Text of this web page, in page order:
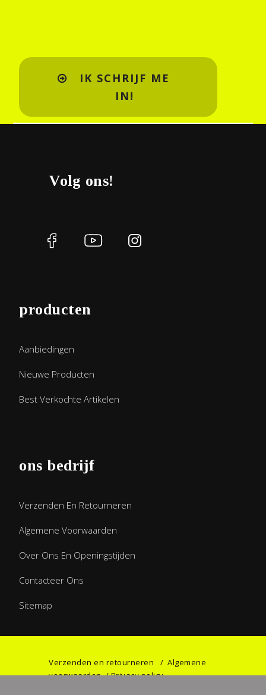
IK SCHRIJF ME
IN!
Volg ons!
producten
Aanbiedingen
Nieuwe Producten
Best Verkochte Artikelen
ons bedrijf
Verzenden En Retourneren
Algemene Voorwaarden
Over Ons En Openingstijden
Contacteer Ons
Sitemap
Verzenden en retourneren /Algemene
voorwaarden/Privacy policy